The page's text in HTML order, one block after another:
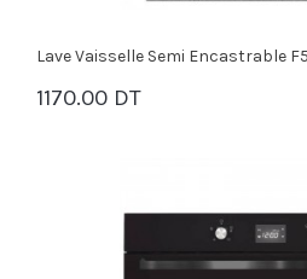
Lave Vaisselle Semi Encastrable
1170.00 DT
PANIER